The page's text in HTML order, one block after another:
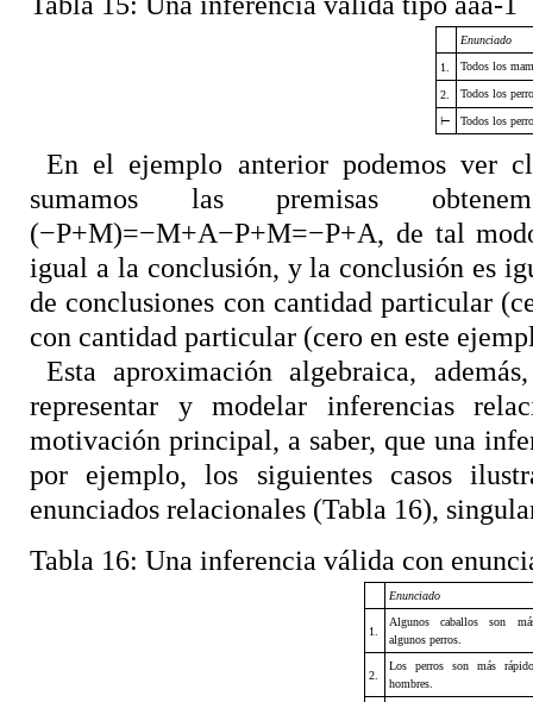
Enunciado
1. Todos los
2. Todos los
⊢ Todos los
En el ejemplo anterior podemos ver
sumamos las premisas
(−P+M)=−M+A−P+M=−P+A, de tal
igual a la conclusión, y la conclusión es
de conclusiones con cantidad particular
con cantidad particular (cero en este
Esta aproximación algebraica,
representar y modelar inferencias
motivación principal, a saber, que una
por ejemplo, los siguientes casos
enunciados relacionales (Tabla 16),
Tabla 16: Una inferencia válida con
Enunciado
1.
Algunos caballos son
algunos perros.
2.
Los perros son más
hombres.